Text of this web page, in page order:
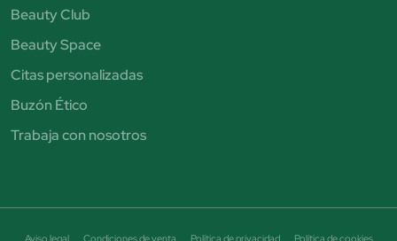
Beauty Club
Beauty Space
Citas personalizadas
Buzón Ético
Trabaja con nosotros
Aviso legal Condiciones de venta Política de privacidad Política de cookies